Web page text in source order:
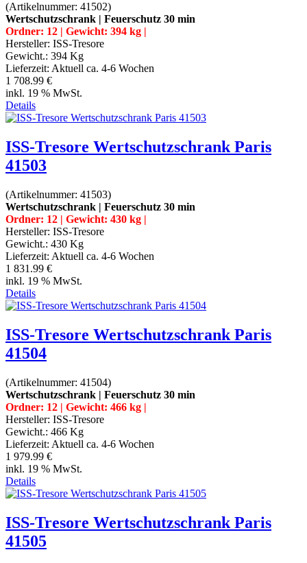
(Artikelnummer: 41502)
Wertschutzschrank | Feuerschutz 30 min
Ordner: 12 | Gewicht: 394 kg |
Hersteller: ISS-Tresore
Gewicht.: 394 Kg
Lieferzeit: Aktuell ca. 4-6 Wochen
1 708.99 €
inkl. 19 % MwSt.
Details
ISS-Tresore Wertschutzschrank Paris
41503
(Artikelnummer: 41503)
Wertschutzschrank | Feuerschutz 30 min
Ordner: 12 | Gewicht: 430 kg |
Hersteller: ISS-Tresore
Gewicht.: 430 Kg
Lieferzeit: Aktuell ca. 4-6 Wochen
1 831.99 €
inkl. 19 % MwSt.
Details
ISS-Tresore Wertschutzschrank Paris
41504
(Artikelnummer: 41504)
Wertschutzschrank | Feuerschutz 30 min
Ordner: 12 | Gewicht: 466 kg |
Hersteller: ISS-Tresore
Gewicht.: 466 Kg
Lieferzeit: Aktuell ca. 4-6 Wochen
1 979.99 €
inkl. 19 % MwSt.
Details
ISS-Tresore Wertschutzschrank Paris
41505